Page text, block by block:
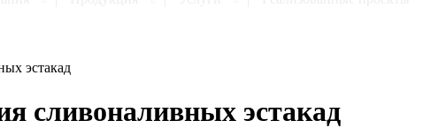
эстакад
сливоналивных эстакад